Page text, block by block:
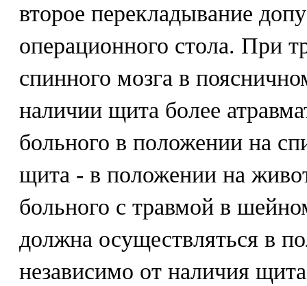
второе перекладывание
операционного стола. При
спинного мозга в
наличии щита более
больного в положении на
щита - в положении на
больного с травмой в
должна осуществляться в
независимо от наличия